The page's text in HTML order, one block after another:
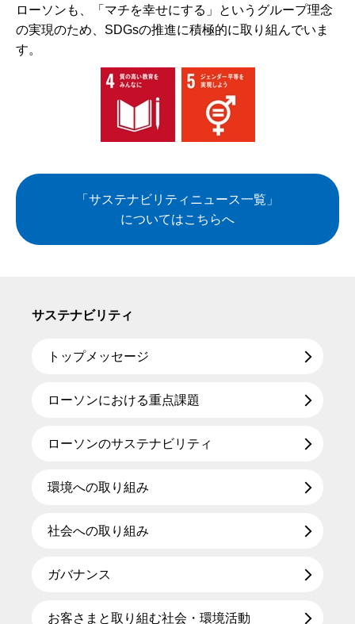
ローソンも、「マチを幸せにする」というグループ理念
の実現のため、SDGsの推進に積極的に取り組んでいま
す。
「サステナビリティニュース一覧」
についてはこちらへ
サステナビリティ
トップメッセージ
ローソンにおける重点課題
ローソンのサステナビリティ
環境への取り組み
社会への取り組み
ガバナンス
お客さまと取り組む社会・環境活動